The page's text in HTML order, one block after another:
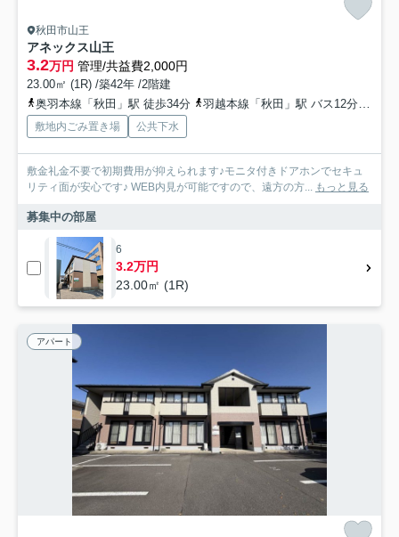
秋田市山王
アネックス山王
3.2万円 管理/共益費2,000円
23.00㎡ (1R) /築42年 /2階建
奥羽本線「秋田」駅 徒歩34分
羽越本線「秋田」駅 バス12分 秋田中央交通「県庁市役所前（秋田県）」 停歩6分
敷地内ごみ置き場 公共下水
敷金礼金不要で初期費用が抑えられます♪モニタ付きドアホンでセキュ
リティ面が安心です♪ WEB内見が可能ですので、遠方の方... もっと見る
募集中の部屋
6
3.2万円
23.00㎡ (1R)
アパート